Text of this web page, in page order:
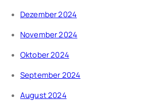
Dezember 2024
November 2024
Oktober 2024
September 2024
August 2024